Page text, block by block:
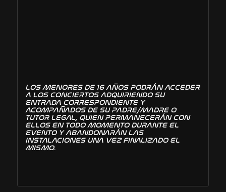
LOS MENORES DE 16 AÑOS PODRÁN ACCEDER
A LOS CONCIERTOS ADQUIRIENDO SU
ENTRADA CORRESPONDIENTE Y
ACOMPAÑADOS DE SU PADRE/MADRE O
TUTOR LEGAL, QUIEN PERMANECERÁN CON
ELLOS EN TODO MOMENTO DURANTE EL
EVENTO Y ABANDONARÁN LAS
INSTALACIONES UNA VEZ FINALIZADO EL
MISMO.